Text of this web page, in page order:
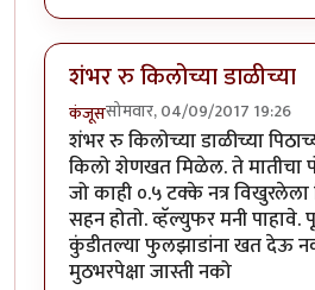
शंभर रु किलोच्या डाळीच्या
कंजूससोमवार, 04/09/2017 19:26
शंभर रु किलोच्या डाळीच्या
किलो शेणखत मिळेल. ते मातीचा
जो काही ०.५ टक्के नत्र
सहन होतो. व्हॅल्युफर मनी पाहावे.
कुंडीतल्या फुलझाडांना खत देऊ
मुठभरपेक्षा जास्ती नको